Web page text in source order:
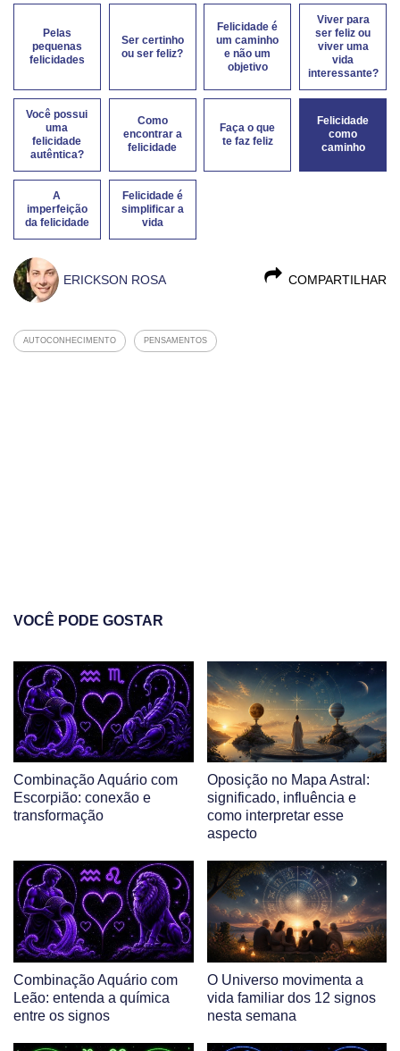
Pelas
pequenas
felicidades
Ser certinho
ou ser feliz?
Felicidade é
um caminho
e não um
objetivo
Viver para
ser feliz ou
viver uma
vida
interessante?
Você possui
uma
felicidade
autêntica?
Como
encontrar a
felicidade
Faça o que
te faz feliz
Felicidade
como
caminho
A
imperfeição
da felicidade
Felicidade é
simplificar a
vida
COMPARTILHAR
ERICKSON ROSA
AUTOCONHECIMENTO PENSAMENTOS
VOCÊ PODE GOSTAR
Combinação Aquário com
Escorpião: conexão e
transformação
Oposição no Mapa Astral:
significado, influência e
como interpretar esse
aspecto
Combinação Aquário com
Leão: entenda a química
entre os signos
O Universo movimenta a
vida familiar dos 12 signos
nesta semana